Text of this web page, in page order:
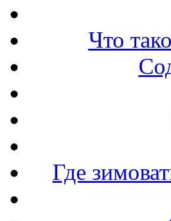
Что
Где